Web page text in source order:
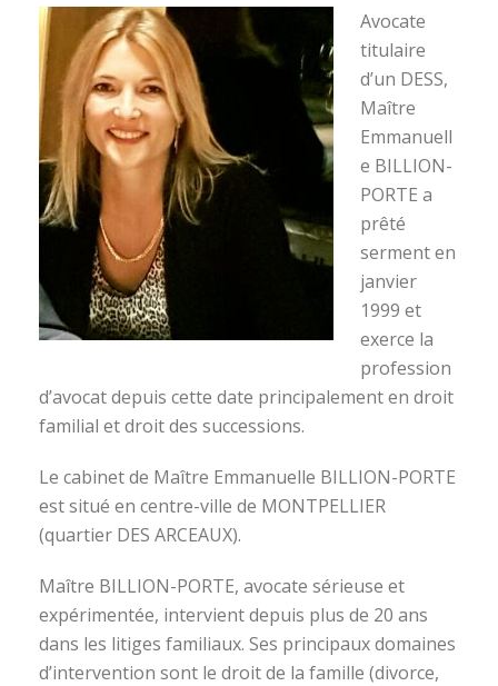
Avocate
titulaire
d’un DESS,
Maître
Emmanuell
e BILLION-
PORTE a
prêté
serment en
janvier
1999 et
exerce la
profession
d’avocat depuis cette date principalement en droit
familial et droit des successions.
Le cabinet de Maître Emmanuelle BILLION-PORTE
est situé en centre-ville de MONTPELLIER
(quartier DES ARCEAUX).
Maître BILLION-PORTE, avocate sérieuse et
expérimentée, intervient depuis plus de 20 ans
dans les litiges familiaux. Ses principaux domaines
d’intervention sont le droit de la famille (divorce,